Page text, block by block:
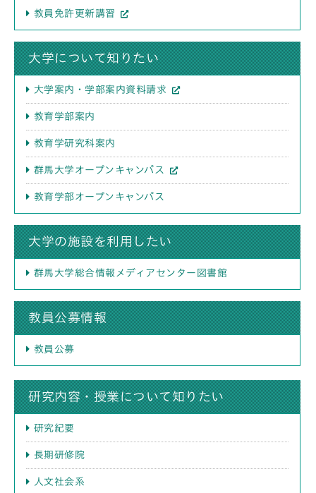
教員免許更新講習
大学について知りたい
大学案内・学部案内資料請求
教育学部案内
教育学研究科案内
群馬大学オープンキャンパス
教育学部オープンキャンパス
大学の施設を利用したい
群馬大学総合情報メディアセンター図書館
教員公募情報
教員公募
研究内容・授業について知りたい
研究紀要
長期研修院
人文社会系